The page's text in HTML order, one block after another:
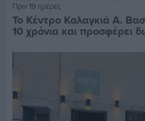
Πριν 19 ημέρες
Το Κέντρο Καλαγκιά Α.
10 χρόνια και προσφέρει